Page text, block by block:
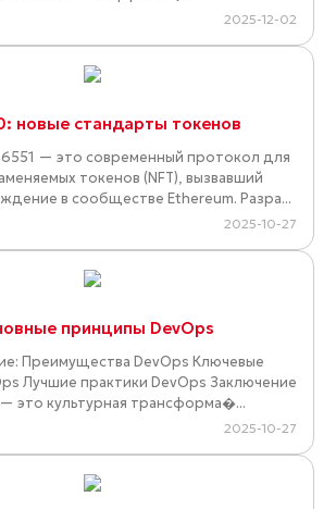
2025-12-02
новые стандарты токенов
6551 — это современный протокол для
токенов (NFT), вызвавший
в сообществе Ethereum. Разра...
2025-10-27
принципы DevOps
Преимущества DevOps Ключевые
Лучшие практики DevOps Заключение
это культурная трансформа�...
2025-10-27